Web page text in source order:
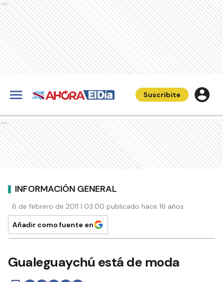
Ads
Suscribite
Ads
INFORMACIÓN GENERAL
6 de febrero de 2011 | 03:00 publicado hace 16 años
Añadir como fuente en
Gualeguaychú está de moda